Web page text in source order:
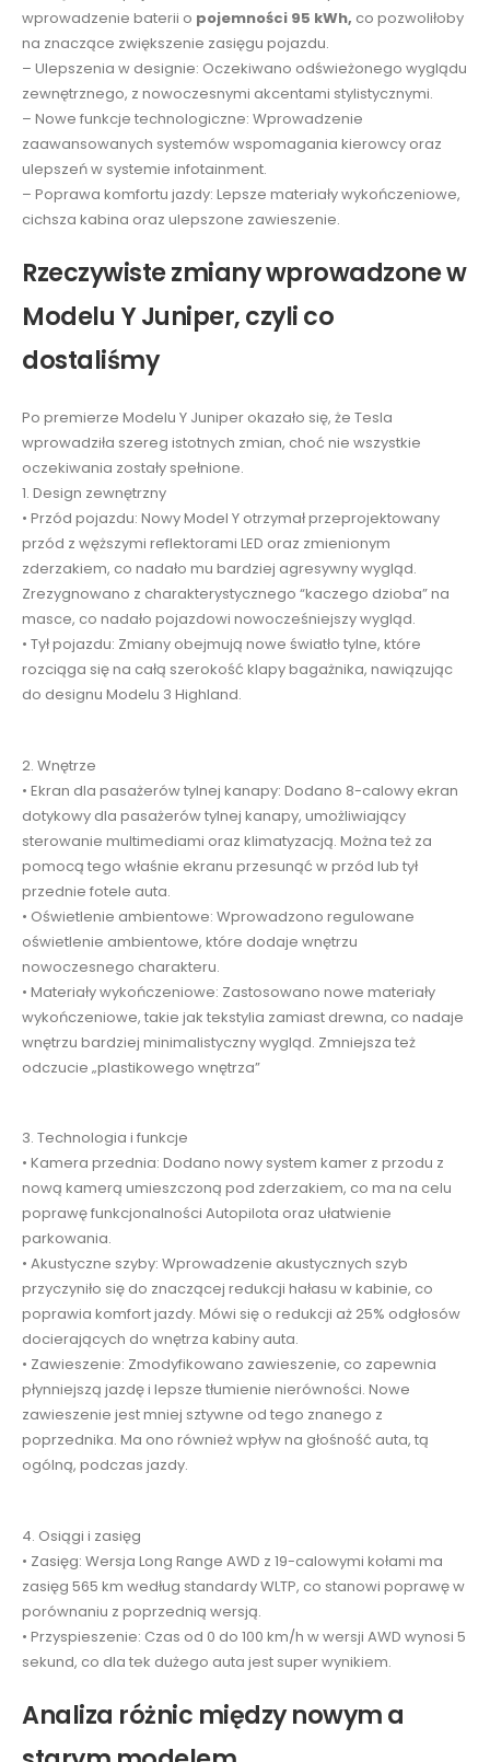
wprowadzenie baterii o pojemności 95 kWh, co pozwoliłoby
na znaczące zwiększenie zasięgu pojazdu.
– Ulepszenia w designie: Oczekiwano odświeżonego wyglądu
zewnętrznego, z nowoczesnymi akcentami stylistycznymi.
– Nowe funkcje technologiczne: Wprowadzenie
zaawansowanych systemów wspomagania kierowcy oraz
ulepszeń w systemie infotainment.
– Poprawa komfortu jazdy: Lepsze materiały wykończeniowe,
cichsza kabina oraz ulepszone zawieszenie.
Rzeczywiste zmiany wprowadzone w
Modelu Y Juniper, czyli co
dostaliśmy
Po premierze Modelu Y Juniper okazało się, że Tesla
wprowadziła szereg istotnych zmian, choć nie wszystkie
oczekiwania zostały spełnione.
1. Design zewnętrzny
• Przód pojazdu: Nowy Model Y otrzymał przeprojektowany
przód z węższymi reflektorami LED oraz zmienionym
zderzakiem, co nadało mu bardziej agresywny wygląd.
Zrezygnowano z charakterystycznego “kaczego dzioba” na
masce, co nadało pojazdowi nowocześniejszy wygląd.
• Tył pojazdu: Zmiany obejmują nowe światło tylne, które
rozciąga się na całą szerokość klapy bagażnika, nawiązując
do designu Modelu 3 Highland.
2. Wnętrze
• Ekran dla pasażerów tylnej kanapy: Dodano 8-calowy ekran
dotykowy dla pasażerów tylnej kanapy, umożliwiający
sterowanie multimediami oraz klimatyzacją. Można też za
pomocą tego właśnie ekranu przesunąć w przód lub tył
przednie fotele auta.
• Oświetlenie ambientowe: Wprowadzono regulowane
oświetlenie ambientowe, które dodaje wnętrzu
nowoczesnego charakteru.
• Materiały wykończeniowe: Zastosowano nowe materiały
wykończeniowe, takie jak tekstylia zamiast drewna, co nadaje
wnętrzu bardziej minimalistyczny wygląd. Zmniejsza też
odczucie „plastikowego wnętrza”
3. Technologia i funkcje
• Kamera przednia: Dodano nowy system kamer z przodu z
nową kamerą umieszczoną pod zderzakiem, co ma na celu
poprawę funkcjonalności Autopilota oraz ułatwienie
parkowania.
• Akustyczne szyby: Wprowadzenie akustycznych szyb
przyczyniło się do znaczącej redukcji hałasu w kabinie, co
poprawia komfort jazdy. Mówi się o redukcji aż 25% odgłosów
docierających do wnętrza kabiny auta.
• Zawieszenie: Zmodyfikowano zawieszenie, co zapewnia
płynniejszą jazdę i lepsze tłumienie nierówności. Nowe
zawieszenie jest mniej sztywne od tego znanego z
poprzednika. Ma ono również wpływ na głośność auta, tą
ogólną, podczas jazdy.
4. Osiągi i zasięg
• Zasięg: Wersja Long Range AWD z 19-calowymi kołami ma
zasięg 565 km według standardy WLTP, co stanowi poprawę w
porównaniu z poprzednią wersją.
• Przyspieszenie: Czas od 0 do 100 km/h w wersji AWD wynosi 5
sekund, co dla tek dużego auta jest super wynikiem.
Analiza różnic między nowym a